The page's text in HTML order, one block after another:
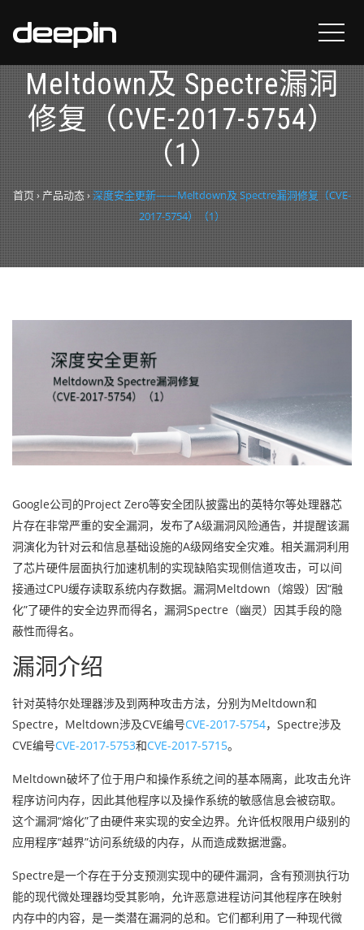
深度安全更新——
Meltdown及 Spectre漏洞
修复（CVE-2017-5754）
（1）
首页 ›产品动态›深度安全更新——Meltdown及 Spectre漏洞修复（CVE-
2017-5754）（1）
Google公司的Project Zero等安全团队披露出的英特尔等处理器芯
片存在非常严重的安全漏洞，发布了A级漏洞风险通告，并提醒该漏
洞演化为针对云和信息基础设施的A级网络安全灾难。相关漏洞利用
了芯片硬件层面执行加速机制的实现缺陷实现侧信道攻击，可以间
接通过CPU缓存读取系统内存数据。漏洞Meltdown（熔毁）因“融
化”了硬件的安全边界而得名，漏洞Spectre（幽灵）因其手段的隐
蔽性而得名。
漏洞介绍
针对英特尔处理器涉及到两种攻击方法，分别为Meltdown和
Spectre，Meltdown涉及CVE编号CVE-2017-5754，Spectre涉及
CVE编号CVE-2017-5753和CVE-2017-5715。
Meltdown破坏了位于用户和操作系统之间的基本隔离，此攻击允许
程序访问内存，因此其他程序以及操作系统的敏感信息会被窃取。
这个漏洞“熔化”了由硬件来实现的安全边界。允许低权限用户级别的
应用程序“越界”访问系统级的内存，从而造成数据泄露。
Spectre是一个存在于分支预测实现中的硬件漏洞，含有预测执行功
能的现代微处理器均受其影响，允许恶意进程访问其他程序在映射
内存中的内容，是一类潜在漏洞的总和。它们都利用了一种现代微